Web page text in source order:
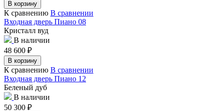
В корзину
К сравнению В сравнении
Входная дверь Пиано 08
Кристалл вуд
В наличии
48 600 ₽
В корзину
К сравнению В сравнении
Входная дверь Пиано 12
Беленый дуб
В наличии
50 300 ₽